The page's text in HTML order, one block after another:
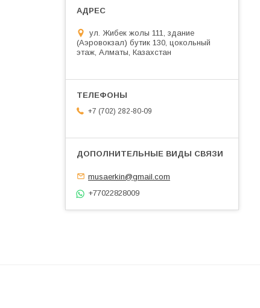
ул. Жибек жолы 111, здание
(Аэровокзал) бутик 130, цокольный
этаж, Алматы, Казахстан
+7 (702) 282-80-09
musaerkin@gmail.com
+77022828009